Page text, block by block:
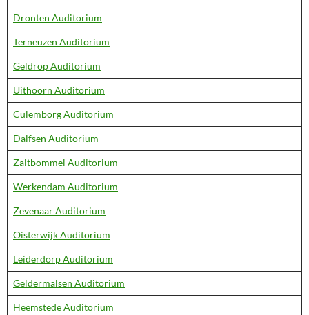
Dronten Auditorium
Terneuzen Auditorium
Geldrop Auditorium
Uithoorn Auditorium
Culemborg Auditorium
Dalfsen Auditorium
Zaltbommel Auditorium
Werkendam Auditorium
Zevenaar Auditorium
Oisterwijk Auditorium
Leiderdorp Auditorium
Geldermalsen Auditorium
Heemstede Auditorium